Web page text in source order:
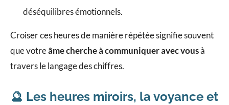
déséquilibres émotionnels.
Croiser ces heures de manière répétée signifie souvent
que votreâme cherche à communiquer avec vousà
travers le langage des chiffres.
🔮 Les heures miroirs, la voyance et